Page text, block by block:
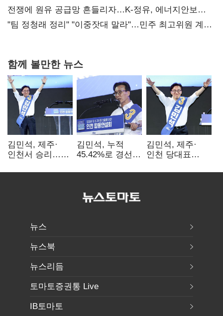
때리기
전쟁에 원유 공급망 흔들리자…K-정유, 에너지안보
핵심으로 재부상
"팀 정청래 정리" "이중잣대 말라"…민주 최고위원 계파
함께 볼만한 뉴스
김민석, 제주·
인천서 승리…
탈환'(종합)
김민석, 누적
45.42%로 경선
격차
김민석, 제주·
인천 당대표
뉴스
뉴스북
뉴스리듬
토마토증권통 Live
IB토마토